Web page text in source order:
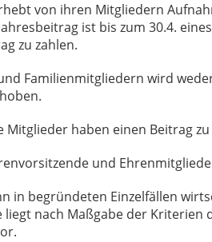
von ihren Mitgliedern
ist bis zum 30.4.
zu zahlen.
Familienmitgliedern wird
Mitglieder haben einen Beitrag
und
in begründeten Einzelfällen
nach Maßgabe der
vor.